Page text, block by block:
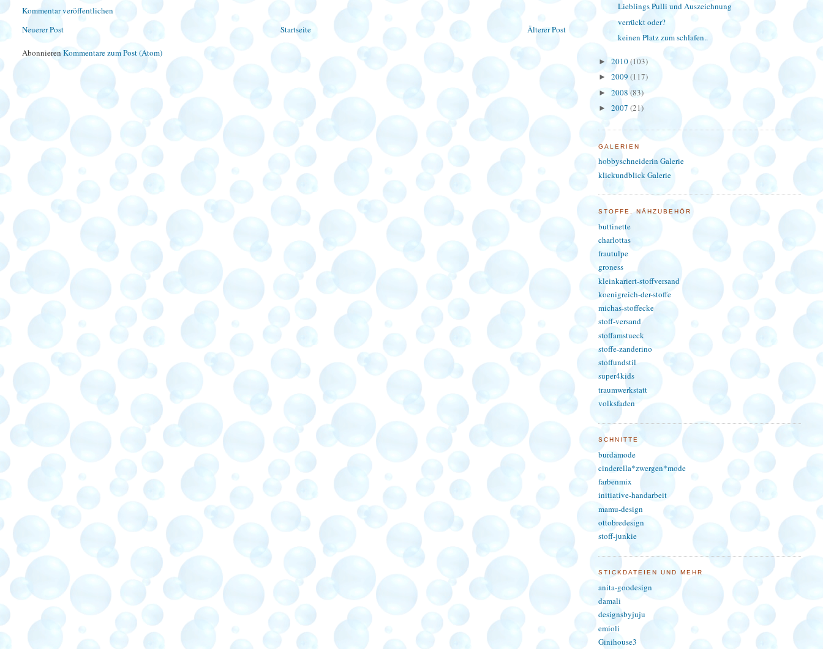
Kommentar veröffentlichen
Neuerer Post
Älterer Post
Startseite
AbonnierenKommentare zum Post (Atom)
Lieblings Pulli und Auszeichnung
verrückt oder?
keinen Platz zum schlafen..
► 2010(103)
► 2009 (117)
► 2008 (83)
► 2007 (21)
GALERIEN
hobbyschneiderin Galerie
klickundblick Galerie
STOFFE, NÄHZUBEHÖR
buttinette
charlottas
frautulpe
groness
kleinkariert-stoffversand
koenigreich-der-stoffe
michas-stoffecke
stoff-versand
stoffamstueck
stoffe-zanderino
stoffundstil
super4kids
traumwerkstatt
volksfaden
SCHNITTE
burdamode
cinderella*zwergen*mode
farbenmix
initiative-handarbeit
mamu-design
ottobredesign
stoff-junkie
STICKDATEIEN UND MEHR
anita-goodesign
damali
designsbyjuju
emioli
Ginihouse3